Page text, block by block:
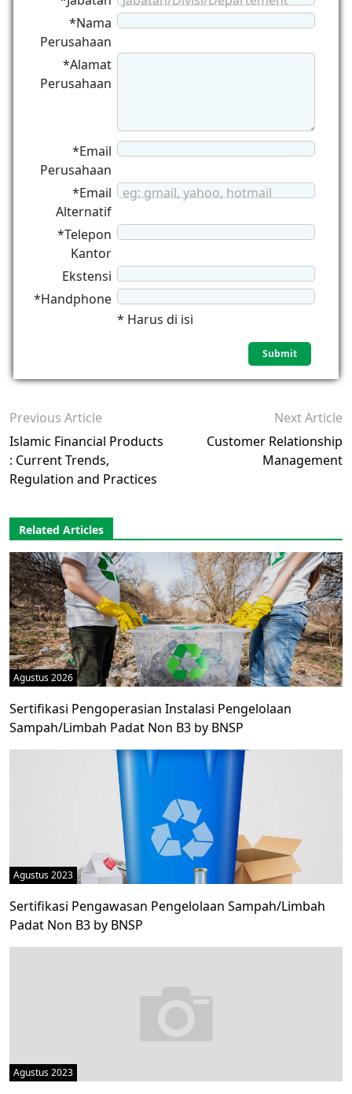
*Nama
Perusahaan
*Alamat
Perusahaan
*Email
Perusahaan
*Email
Alternatif
eg: gmail, yahoo, hotmail
*Telepon
Kantor
Ekstensi
*Handphone
* Harus di isi
Previous Article
Islamic Financial Products
: Current Trends,
Regulation and Practices
Next Article
Customer Relationship
Management
Related Articles
Agustus 2026
Sertifikasi Pengoperasian Instalasi Pengelolaan
Sampah/Limbah Padat Non B3 by BNSP
Agustus 2023
Sertifikasi Pengawasan Pengelolaan Sampah/Limbah
Padat Non B3 by BNSP
Agustus 2023